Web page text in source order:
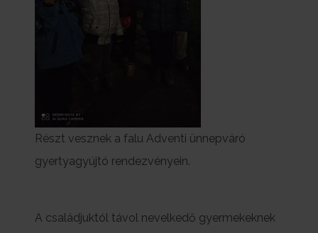
Részt vesznek a falu Adventi ünnepváró
gyertyagyújtó rendezvényein.
A családjuktól távol nevelkedő gyermekeknek